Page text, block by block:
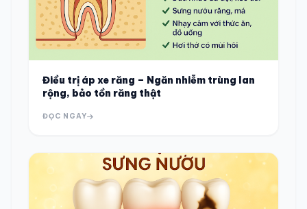
Điều trị áp xe răng – Ngăn nhiễm trùng lan
rộng, bảo tồn răng thật
ĐỌC NGAY